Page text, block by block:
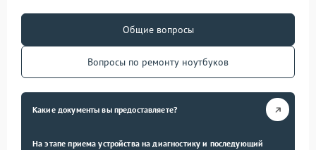
Общие вопросы
Вопросы по ремонту ноутбуков
Какие документы вы предоставляете?
На этапе приема устройства на диагностику и последующий